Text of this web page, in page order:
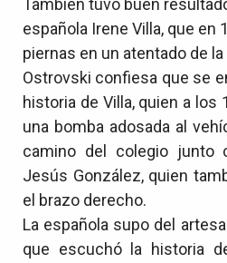
También tuvo buen
española Irene Villa, que en
piernas en un atentado de
Ostrovski confiesa que se
historia de Villa, quien a los
una bomba adosada al
camino del colegio junto
Jesús González, quien
el brazo derecho.
La española supo del
que escuchó la historia